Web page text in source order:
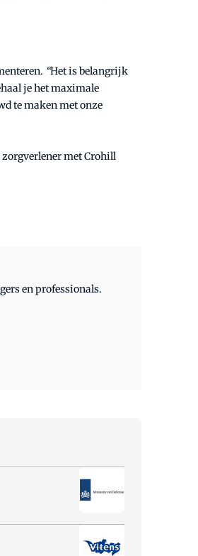
“Het is belangrijk
je het maximale
te maken met onze
met Crohill
en professionals.